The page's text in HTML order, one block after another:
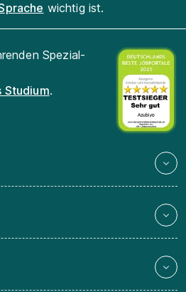
wichtig ist.
Spezial-
Studium.